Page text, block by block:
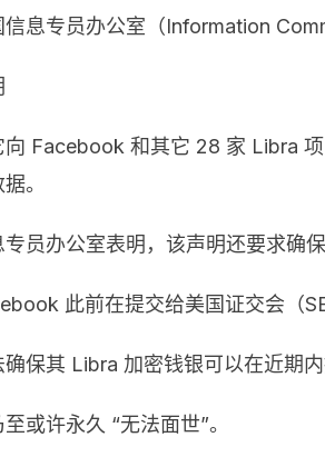
信息专员办公室（Information
向 Facebook 和其它 28 家 Libra
。
专员办公室表明，该声明还要求确
此前在提交给美国证交会（
确保其 Libra 加密钱银可以在近期
至或许永久 “无法面世”。